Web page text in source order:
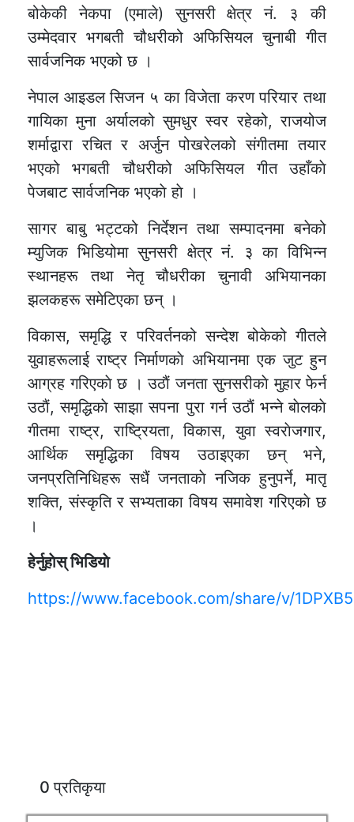
बोकेकी नेकपा (एमाले) सुनसरी क्षेत्र नं. ३ की
उम्मेदवार भगबती चौधरीको अफिसियल चुनाबी गीत
सार्वजनिक भएको छ ।
नेपाल आइडल सिजन ५ का विजेता करण परियार तथा
गायिका मुना अर्यालको सुमधुर स्वर रहेको, राजयोज
शर्माद्वारा रचित र अर्जुन पोखरेलको संगीतमा तयार
भएको भगबती चौधरीको अफिसियल गीत उहाँकाे
पेजबाट सार्वजनिक भएकाे हाे ।
सागर बाबु भट्टको निर्देशन तथा सम्पादनमा बनेको
म्युजिक भिडियोमा सुनसरी क्षेत्र नं. ३ का विभिन्न
स्थानहरू तथा नेतृ चौधरीका चुनावी अभियानका
झलकहरू समेटिएका छन् ।
विकास, समृद्धि र परिवर्तनको सन्देश बोकेको गीतले
युवाहरूलाई राष्ट्र निर्माणकाे अभियानमा एक जुट हुन
आग्रह गरिएकाे छ । उठाैं जनता सुनसरीकाे मुहार फेर्न
उठाैं, समृद्धिकाे साझा सपना पुरा गर्न उठाैं भन्ने बाेलकाे
गीतमा राष्ट्र, राष्ट्रियता, विकास, युवा स्वराेजगार,
आर्थिक समृद्धिका विषय उठाइएका छन् भने,
जनप्रतिनिधिहरू सधैं जनताकाे नजिक हुनुपर्ने, मातृ
शक्ति, संस्कृति र सभ्यताका विषय समावेश गरिएकाे छ
।
हेर्नुहाेस् भिडियाे
https://www.facebook.com/share/v/
0 प्रतिकृया